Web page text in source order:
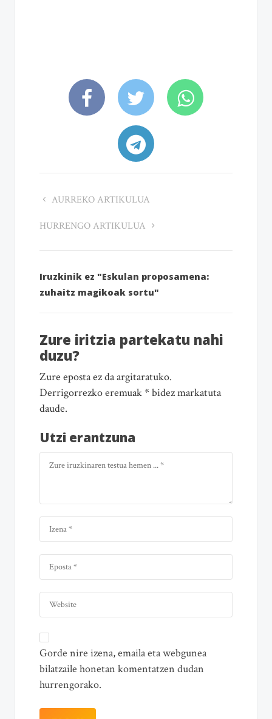
AURREKO ARTIKULUA
HURRENGO ARTIKULUA
Iruzkinik ez "Eskulan proposamena:
zuhaitz magikoak sortu"
Zure iritzia partekatu nahi
duzu?
Zure eposta ez da argitaratuko.
Derrigorrezko eremuak * bidez markatuta
daude.
Utzi erantzuna
Gorde nire izena, emaila eta webgunea
bilatzaile honetan komentatzen dudan
hurrengorako.